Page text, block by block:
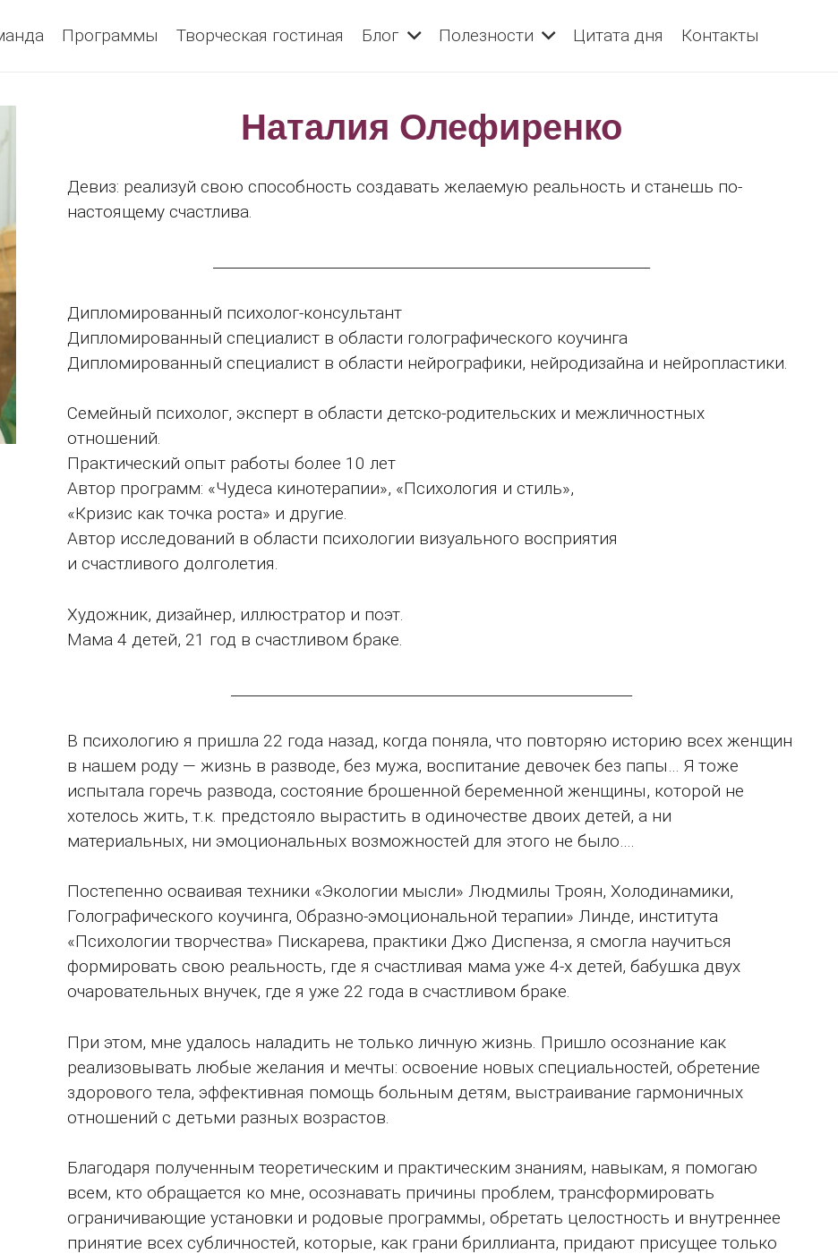
Программы Творческая гостиная Блог Полезности Цитата дня Контакты
Наталия Олефиренко
Девиз: реализуй свою способность создавать желаемую реальность и станешь по-
настоящему счастлива.
Дипломированный психолог-консультант
Дипломированный специалист в области голографического коучинга
Дипломированный специалист в области нейрографики, нейродизайна и нейропластики.
Семейный психолог, эксперт в области детско-родительских и межличностных
отношений.
Практический опыт работы более 10 лет
Автор программ: «Чудеса кинотерапии», «Психология и стиль»,
«Кризис как точка роста» и другие.
Автор исследований в области психологии визуального восприятия
и счастливого долголетия.
Художник, дизайнер, иллюстратор и поэт.
Мама 4 детей, 21 год в счастливом браке.
В психологию я пришла 22 года назад, когда поняла, что повторяю историю всех женщин
в нашем роду — жизнь в разводе, без мужа, воспитание девочек без папы… Я тоже
испытала горечь развода, состояние брошенной беременной женщины, которой не
хотелось жить, т.к. предстояло вырастить в одиночестве двоих детей, а ни
материальных, ни эмоциональных возможностей для этого не было….
Постепенно осваивая техники «Экологии мысли» Людмилы Троян, Холодинамики,
Голографического коучинга, Образно-эмоциональной терапии» Линде, института
«Психологии творчества» Пискарева, практики Джо Диспенза, я смогла научиться
формировать свою реальность, где я счастливая мама уже 4-х детей, бабушка двух
очаровательных внучек, где я уже 22 года в счастливом браке.
При этом, мне удалось наладить не только личную жизнь. Пришло осознание как
реализовывать любые желания и мечты: освоение новых специальностей, обретение
здорового тела, эффективная помощь больным детям, выстраивание гармоничных
отношений с детьми разных возрастов.
Благодаря полученным теоретическим и практическим знаниям, навыкам, я помогаю
всем, кто обращается ко мне, осознавать причины проблем, трансформировать
ограничивающие установки и родовые программы, обретать целостность и внутреннее
принятие всех субличностей, которые, как грани бриллианта, придают присущее только